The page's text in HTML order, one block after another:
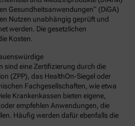
Gesundheitsanwendungen“ (DiGA)
Nutzen unabhängig geprüft und
werden. Die gesetzlichen
Kosten.
sind eine Zertifizierung durch die
(ZPP), das HealthOn-Siegel oder
Fachgesellschaften, wie etwa
Krankenkassen bieten eigene,
empfehlen Anwendungen, die
Häufig werden dafür ebenfalls die